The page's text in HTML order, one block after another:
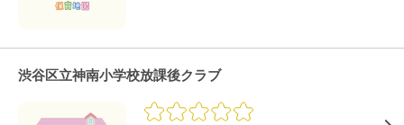
渋谷区立神南小学校放課後クラブ